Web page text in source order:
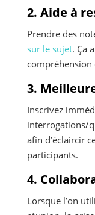
2. Aide à
Prendre des
sur le sujet. Ça
compréhension
3.
Inscrivez
interrogations/
afin d’éclaircir
participants.
4.
Lorsque l’on